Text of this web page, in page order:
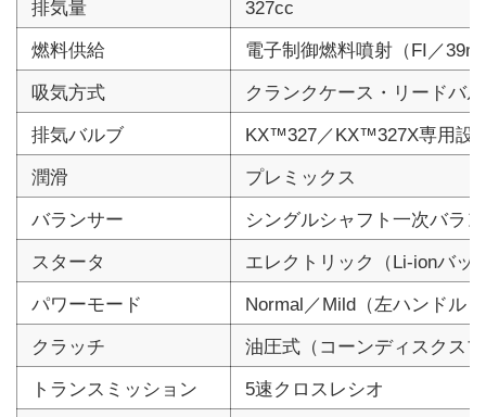
排気量
327cc
燃料供給
電子制御燃料噴射（FI／
吸気方式
クランクケース・リードバ
排気バルブ
KX™327／KX™327X専用設
潤滑
プレミックス
バランサー
シングルシャフト一次バラ
スタータ
エレクトリック（Li-ionバッ
パワーモード
Normal／Mild（左ハンドル
クラッチ
油圧式（コーンディスクス
トランスミッション
5速クロスレシオ